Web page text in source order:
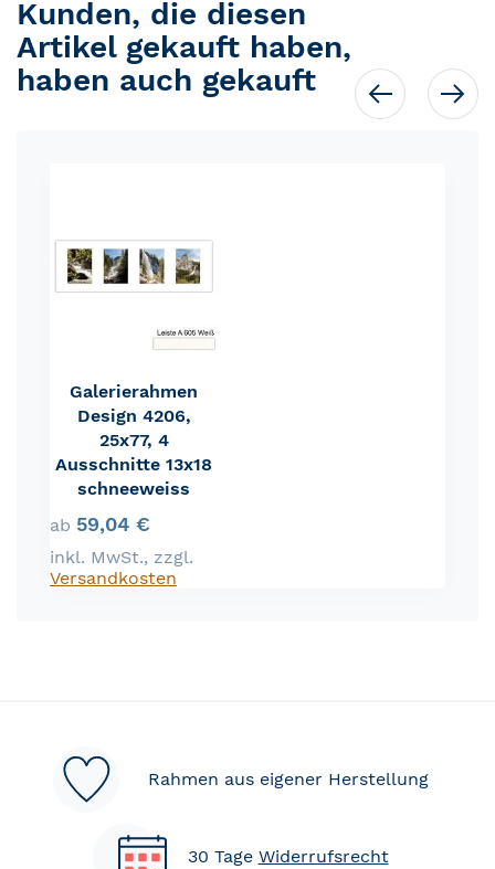
Kunden, die diesen
Artikel gekauft haben,
haben auch gekauft
Galerierahmen
Design 4206,
25x77, 4
Ausschnitte 13x18
schneeweiss
ab 59,04 €
inkl. MwSt., zzgl.
Versandkosten
Rahmen aus eigener Herstellung
30 Tage Widerrufsrecht